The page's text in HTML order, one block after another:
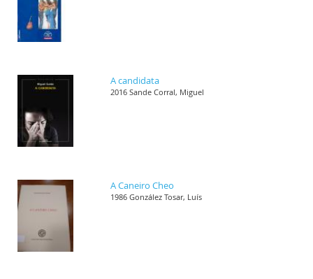
A candidata
2016 Sande Corral, Miguel
A Caneiro Cheo
1986 González Tosar, Luís